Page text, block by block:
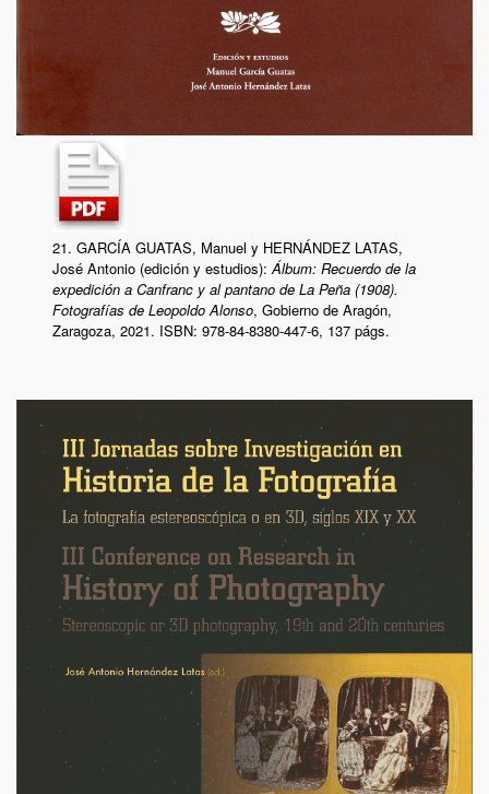
21. GARCÍA GUATAS, Manuel y HERNÁNDEZ LATAS,
José Antonio (edición y estudios):Álbum: Recuerdo de la
expedición a Canfranc y al pantano de La Peña (1908).
Fotografías de Leopoldo Alonso, Gobierno de Aragón,
Zaragoza, 2021. ISBN: 978-84-8380-447-6, 137 págs.